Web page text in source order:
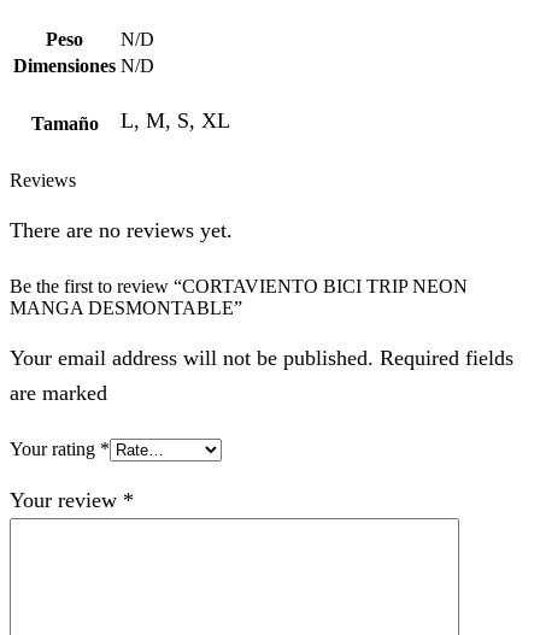
Peso
N/D
Dimensiones N/D
Tamaño L, M, S, XL
Reviews
There are no reviews yet.
Be the first to review “CORTAVIENTO BICI TRIP NEON
MANGA DESMONTABLE”
Your email address will not be published. Required fields
are marked
Your rating *
Your review *